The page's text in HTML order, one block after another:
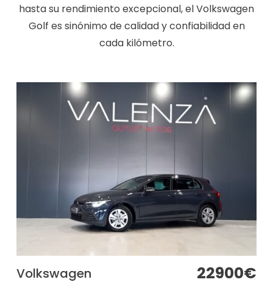
hasta su rendimiento excepcional, el Volkswagen
Golf es sinónimo de calidad y confiabilidad en
cada kilómetro.
Volkswagen 22900€